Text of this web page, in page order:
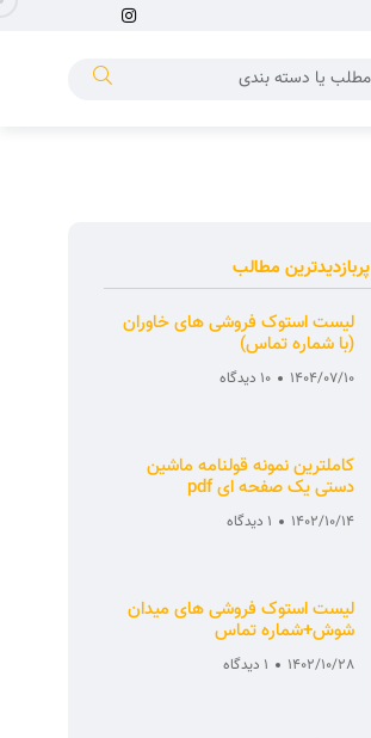
پربازدیدترین مطالب
لیست استوک فروشی های خاوران
(با شماره تماس)
1404/07/10 10 دیدگاه
کاملترین نمونه قولنامه ماشین
دستی یک صفحه ای pdf
1402/10/14 1 دیدگاه
لیست استوک فروشی های میدان
شوش+شماره تماس
1402/10/28 1 دیدگاه